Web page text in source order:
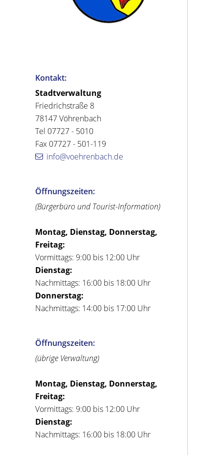
Kontakt:
Stadtverwaltung
Friedrichstraße 8
78147 Vöhrenbach
Tel 07727 - 5010
Fax 07727 - 501-119
info@voehrenbach.de
Öffnungszeiten:
(Bürgerbüro und Tourist-Information)
Montag, Dienstag, Donnerstag,
Freitag:
Vormittags: 9:00 bis 12:00 Uhr
Dienstag:
Nachmittags: 16:00 bis 18:00 Uhr
Donnerstag:
Nachmittags: 14:00 bis 17:00 Uhr
Öffnungszeiten:
(übrige Verwaltung)
Montag, Dienstag, Donnerstag,
Freitag:
Vormittags: 9:00 bis 12:00 Uhr
Dienstag:
Nachmittags: 16:00 bis 18:00 Uhr